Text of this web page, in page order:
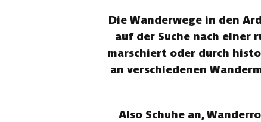
Die Wanderwege in den
auf der Suche nach einer
marschiert oder durch
an verschiedenen
Also Schuhe an,